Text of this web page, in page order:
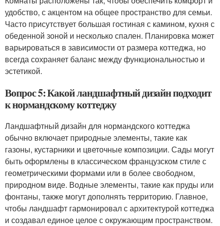
удобство, с акцентом на общее пространство для семьи.
Часто присутствует большая гостиная с камином, кухня с
обеденной зоной и несколько спален. Планировка может
варьироваться в зависимости от размера коттеджа, но
всегда сохраняет баланс между функциональностью и
эстетикой.
Вопрос 5: Какой ландшафтный дизайн подходит
к нормандскому коттеджу
Ландшафтный дизайн для нормандского коттеджа
обычно включает природные элементы, такие как
газоны, кустарники и цветочные композиции. Сады могут
быть оформлены в классическом французском стиле с
геометрическими формами или в более свободном,
природном виде. Водные элементы, такие как пруды или
фонтаны, также могут дополнять территорию. Главное,
чтобы ландшафт гармонировал с архитектурой коттеджа
и создавал единое целое с окружающим пространством.